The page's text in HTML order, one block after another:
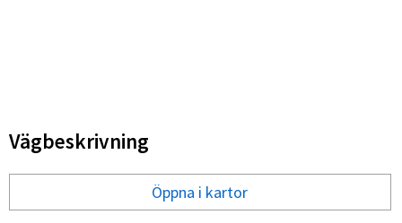
Vägbeskrivning
Öppna i kartor